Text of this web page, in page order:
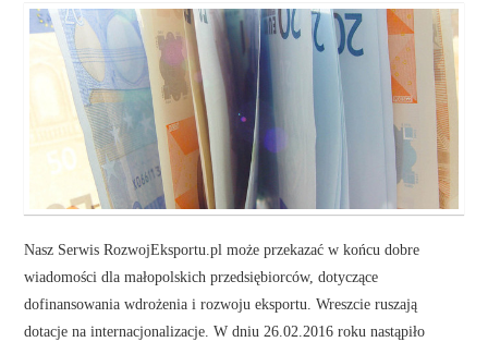
Nasz Serwis RozwojEksportu.pl może przekazać w końcu dobre
wiadomości dla małopolskich przedsiębiorców, dotyczące
dofinansowania wdrożenia i rozwoju eksportu. Wreszcie ruszają
dotacje na internacjonalizacje. W dniu 26.02.2016 roku nastąpiło